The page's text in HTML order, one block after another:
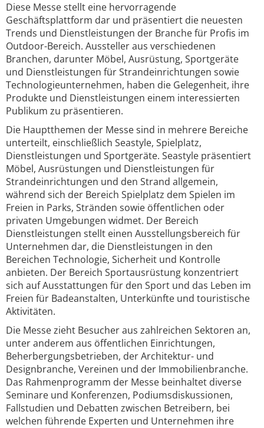
Diese Messe stellt eine hervorragende
Geschäftsplattform dar und präsentiert die neuesten
Trends und Dienstleistungen der Branche für Profis im
Outdoor-Bereich. Aussteller aus verschiedenen
Branchen, darunter Möbel, Ausrüstung, Sportgeräte
und Dienstleistungen für Strandeinrichtungen sowie
Technologieunternehmen, haben die Gelegenheit, ihre
Produkte und Dienstleistungen einem interessierten
Publikum zu präsentieren.
Die Hauptthemen der Messe sind in mehrere Bereiche
unterteilt, einschließlich Seastyle, Spielplatz,
Dienstleistungen und Sportgeräte. Seastyle präsentiert
Möbel, Ausrüstungen und Dienstleistungen für
Strandeinrichtungen und den Strand allgemein,
während sich der Bereich Spielplatz dem Spielen im
Freien in Parks, Stränden sowie öffentlichen oder
privaten Umgebungen widmet. Der Bereich
Dienstleistungen stellt einen Ausstellungsbereich für
Unternehmen dar, die Dienstleistungen in den
Bereichen Technologie, Sicherheit und Kontrolle
anbieten. Der Bereich Sportausrüstung konzentriert
sich auf Ausstattungen für den Sport und das Leben im
Freien für Badeanstalten, Unterkünfte und touristische
Aktivitäten.
Die Messe zieht Besucher aus zahlreichen Sektoren an,
unter anderem aus öffentlichen Einrichtungen,
Beherbergungsbetrieben, der Architektur- und
Designbranche, Vereinen und der Immobilienbranche.
Das Rahmenprogramm der Messe beinhaltet diverse
Seminare und Konferenzen, Podiumsdiskussionen,
Fallstudien und Debatten zwischen Betreibern, bei
welchen führende Experten und Unternehmen ihre